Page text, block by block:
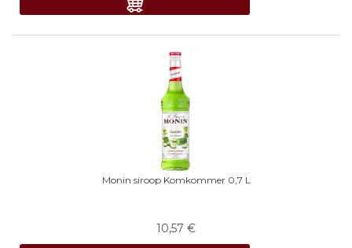
Monin siroop Komkommer 0,7 L
10,57 €